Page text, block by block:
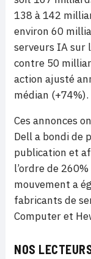
138 à 142
environ 60
serveurs IA sur
contre 50
action ajusté
médian (+74%).
Ces annonces
Dell a bondi de
publication et
l’ordre de
mouvement a
fabricants de
Computer et
NOS